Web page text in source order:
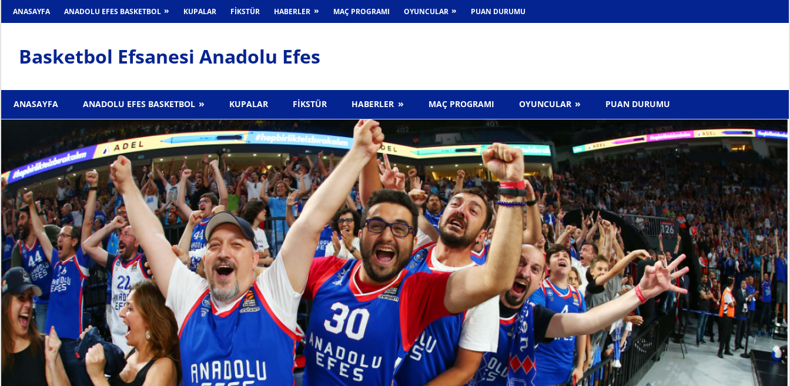
İçeriğe
geç
ANASAYFA ANADOLU EFES BASKETBOL KUPALAR FIKSTÜR HABERLER MAÇ PROGRAMI OYUNCULAR PUAN DURUMU
Basketbol Efsanesi Anadolu Efes
Haber
ANASAYFA ANADOLU EFES BASKETBOL KUPALAR FIKSTÜR HABERLER MAÇ PROGRAMI OYUNCULAR PUAN DURUMU